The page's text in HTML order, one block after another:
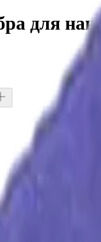
для
GYQ241 GYEON